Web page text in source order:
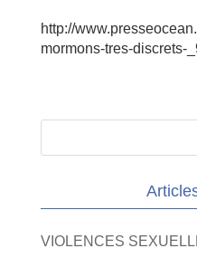
http://
mormons-tres-discrets-
VIOLENCES